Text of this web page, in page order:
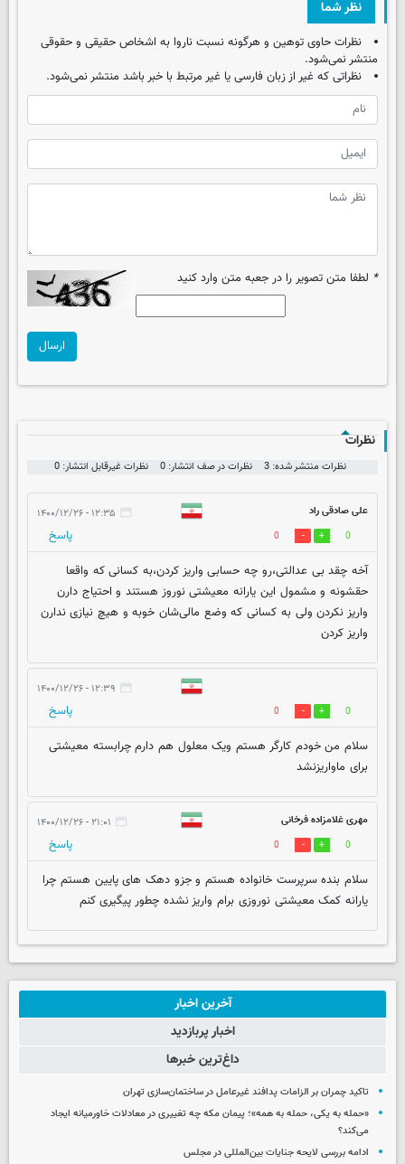
نظر شما
نظرات حاوی توهین و هرگونه نسبت ناروا به اشخاص حقیقی و حقوقی
منتشر نمی‌شود.
نظراتی که غیر از زبان فارسی یا غیر مرتبط با خبر باشد منتشر نمی‌شود.
* لطفا متن تصویر را در جعبه متن وارد کنید
ارسال
نظرات
نظرات منتشر شده: 3 نظرات در صف انتشار: 0 نظرات غیرقابل انتشار: 0
علی صادقی راد ۱۲:۳۵ - ۱۴۰۰/۱۲/۲۶
0
0
پاسخ
آخه چقد بی عدالتی،رو چه حسابی واریز کردن،به کسانی که واقعا
حقشونه و مشمول این یارانه معیشتی نوروز هستند و احتیاج دارن
واریز نکردن ولی به کسانی که وضع مالی‌شان خوبه و هیچ نیازی ندارن
واریز کردن
۱۲:۳۹ - ۱۴۰۰/۱۲/۲۶
0
0
پاسخ
سلام من خودم کارگر هستم ویک معلول هم دارم چرابسته معیشتی
برای ماواریزنشد
مهری غلامزاده فرخانی ۲۱:۰۱ - ۱۴۰۰/۱۲/۲۶
0
0
پاسخ
سلام بنده سرپرست خانواده هستم و جزو دهک های پایین هستم چرا
یارانه کمک معیشتی نوروزی برام واریز نشده چطور پیگیری کنم
آخرین اخبار
اخبار پربازدید
داغ‌ترین خبرها
تاکید چمران بر الزامات پدافند غیرعامل در ساختمان‌سازی تهران
«حمله به یکی، حمله به همه»؛ پیمان مکه چه تغییری در معادلات خاورمیانه ایجاد
می‌کند؟
ادامه بررسی لایحه جنایات بین‌المللی در مجلس